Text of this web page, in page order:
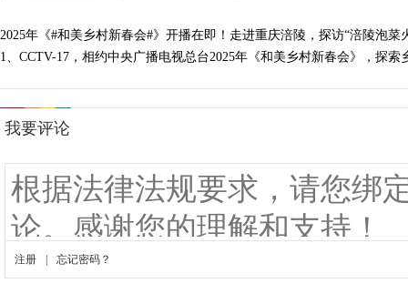
2025年《#和美乡村新春会#》开播在即！走进重庆涪陵，探访“涪陵泡
1、CCTV-17，相约中央广播电视总台2025年《和美乡村新春会》，探